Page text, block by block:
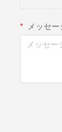
メッセー